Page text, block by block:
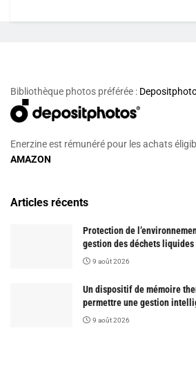
Bibliothèque photos préférée :
Enerzine est rémunéré pour les achats
AMAZON
Articles récents
Protection de
gestion des déchets
9 août 2026
Un dispositif de mémoire
permettre une gestion
9 août 2026